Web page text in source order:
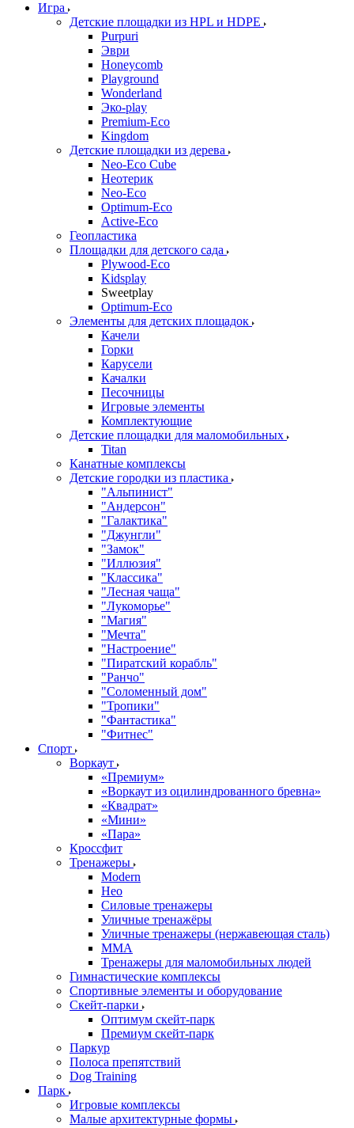
Игра
Детские площадки из HPL и HDPE
Purpuri
Эври
Honeycomb
Playground
Wonderland
Эко-play
Premium-Eco
Kingdom
Детские площадки из дерева
Neo-Eco Cube
Неотерик
Neo-Eco
Оptimum-Еco
Active-Eco
Геопластика
Площадки для детского сада
Plywood-Eco
Kidsplay
Sweetplay
Оptimum-Еco
Элементы для детских площадок
Качели
Горки
Карусели
Качалки
Песочницы
Игровые элементы
Комплектующие
Детские площадки для маломобильных
Titan
Канатные комплексы
Детские городки из пластика
"Альпинист"
"Андерсон"
"Галактика"
"Джунгли"
"Замок"
"Иллюзия"
"Классика"
"Лесная чаща"
"Лукоморье"
"Магия"
"Мечта"
"Настроение"
"Пиратский корабль"
"Ранчо"
"Соломенный дом"
"Тропики"
"Фантастика"
"Фитнес"
Спорт
Воркаут
«Премиум»
«Воркаут из оцилиндрованного бревна»
«Квадрат»
«Мини»
«Пара»
Кроссфит
Тренажеры
Modern
Нео
Силовые тренажеры
Уличные тренажёры
Уличные тренажеры (нержавеющая сталь)
ММА
Тренажеры для маломобильных людей
Гимнастические комплексы
Спортивные элементы и оборудование
Скейт-парки
Оптимум скейт-парк
Премиум скейт-парк
Паркур
Полоса препятствий
Dog Training
Парк
Игровые комплексы
Малые архитектурные формы